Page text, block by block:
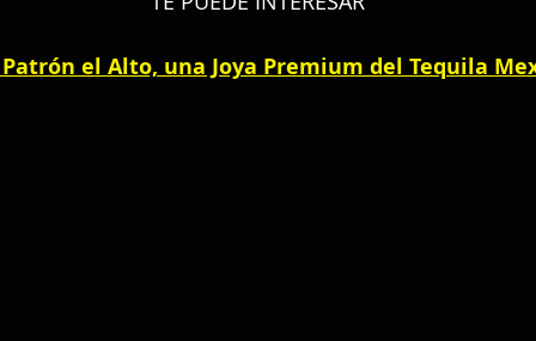
el Alto, una Joya Premium del Tequila